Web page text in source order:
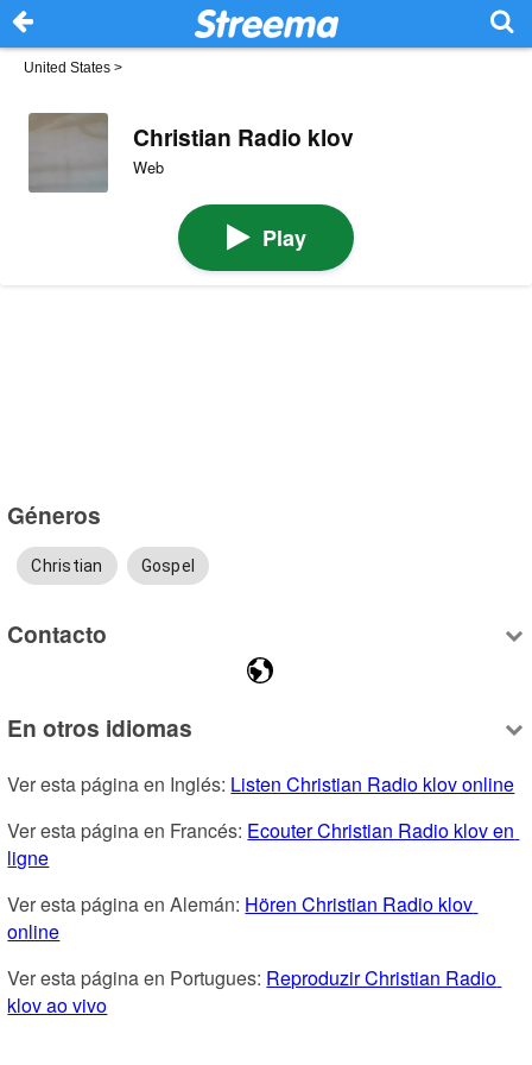
United States >
Christian Radio klov
Web
Play
Géneros
Christian Gospel
Contacto
En otros idiomas
Ver esta página en Inglés: Listen Christian Radio klov online
Ver esta página en Francés: Ecouter Christian Radio klov en
ligne
Ver esta página en Alemán: Hören Christian Radio klov
online
Ver esta página en Portugues: Reproduzir Christian Radio
klov ao vivo